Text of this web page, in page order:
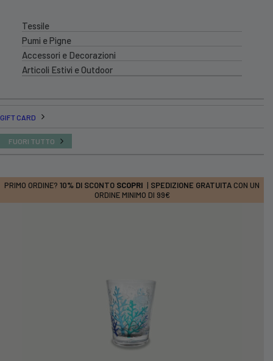
Tessile
Pumi e Pigne
Accessori e Decorazioni
Articoli Estivi e Outdoor
GIFT CARD
FUORI TUTTO
PRIMO ORDINE? 10% DI SCONTO SCOPRI | SPEDIZIONE GRATUITA CON UN
ORDINE MINIMO DI 99€